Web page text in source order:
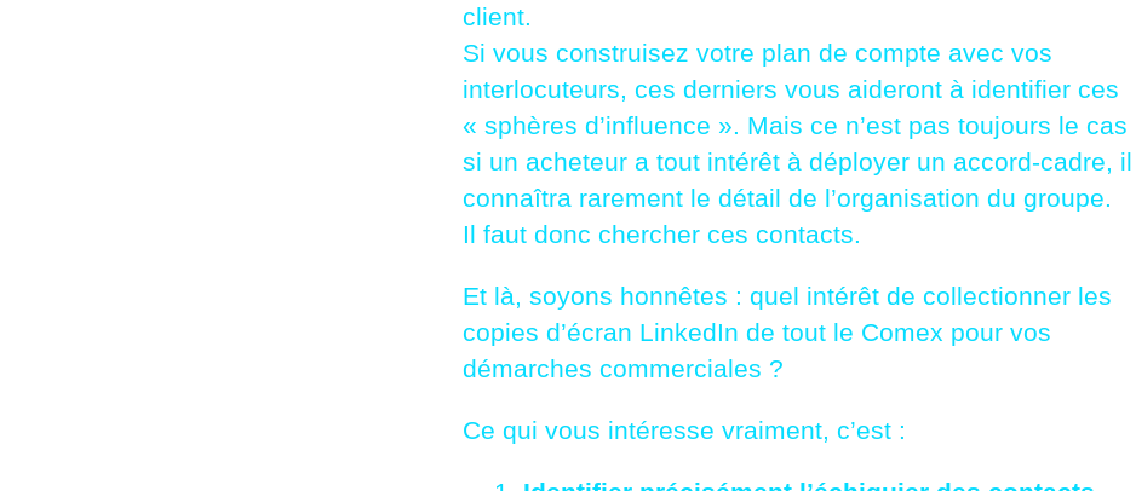
client.
Si vous construisez votre plan de compte avec vos
interlocuteurs, ces derniers vous aideront à identifier ces
« sphères d’influence ». Mais ce n’est pas toujours le cas
si un acheteur a tout intérêt à déployer un accord-cadre, il
connaîtra rarement le détail de l’organisation du groupe.
Il faut donc chercher ces contacts.
Et là, soyons honnêtes : quel intérêt de collectionner les
copies d’écran LinkedIn de tout le Comex pour vos
démarches commerciales ?
Ce qui vous intéresse vraiment, c’est :